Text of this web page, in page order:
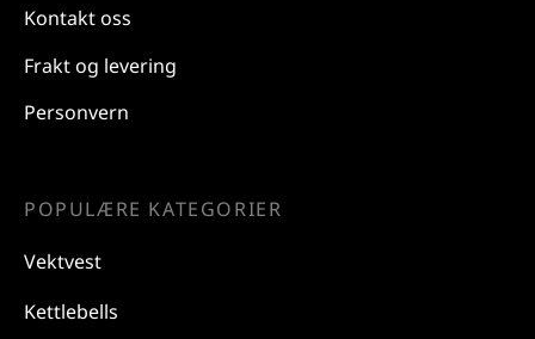
Kontakt oss
Frakt og levering
Personvern
POPULÆRE KATEGORIER
Vektvest
Kettlebells